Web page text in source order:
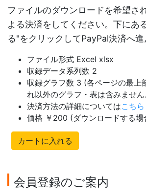
ファイルのダウンロードを希望さ
よる決済をしてください。下にあ
る"をクリックしてPayPal決済へ進
ファイル形式 Excel xlsx
収録データ系列数 2
収録グラフ数 3 (各ページの最上
れ以外のグラフ・表は含みません
決済方法の詳細についてはこちら
価格 ￥200 (ダウンロードする場
カートに入れる
会員登録のご案内